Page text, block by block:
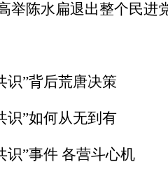
举陈水扁退出整个民进
识”背后荒唐决策
识”如何从无到有
识”事件 各营斗心机